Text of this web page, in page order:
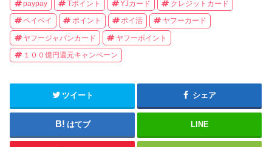
paypay Tポイント YJカード クレジットカード
ペイペイ ポイント ポイ活 ヤフーカード
ヤフージャパンカード ヤフーポイント
１００億円還元キャンペーン
ツイート シェア
はてブ LINE